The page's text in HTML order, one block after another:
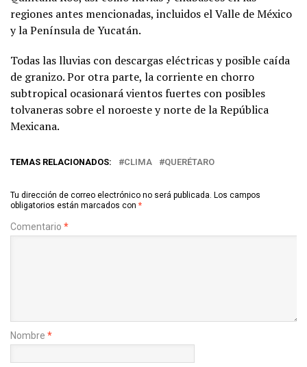
regiones antes mencionadas, incluidos el Valle de México
y la Península de Yucatán.
Todas las lluvias con descargas eléctricas y posible caída
de granizo. Por otra parte, la corriente en chorro
subtropical ocasionará vientos fuertes con posibles
tolvaneras sobre el noroeste y norte de la República
Mexicana.
TEMAS RELACIONADOS: CLIMA QUERÉTARO
Tu dirección de correo electrónico no será publicada. Los campos
obligatorios están marcados con *
Comentario *
Nombre *